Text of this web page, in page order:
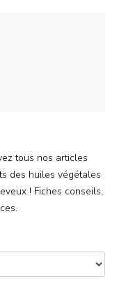
tous nos articles
des huiles végétales
! Fiches conseils,